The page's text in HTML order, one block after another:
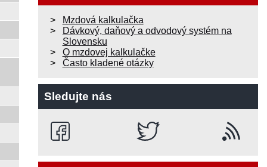
Mzdová kalkulačka
Dávkový, daňový a odvodový systém na
Slovensku
O mzdovej kalkulačke
Často kladené otázky
Sledujte nás